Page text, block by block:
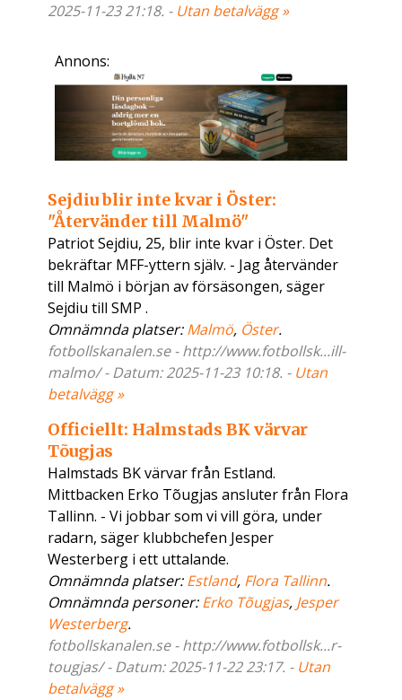
2025-11-23 21:18. - Utan betalvägg »
Annons:
Sejdiu blir inte kvar i Öster:
"Återvänder till Malmö"
Patriot Sejdiu, 25, blir inte kvar i Öster. Det
bekräftar MFF-yttern själv. - Jag återvänder
till Malmö i början av försäsongen, säger
Sejdiu till SMP .
Omnämnda platser:Malmö, Öster.
fotbollskanalen.se - http://www.fotbollsk...ill-
malmo/ - Datum: 2025-11-23 10:18. - Utan
betalvägg »
Officiellt: Halmstads BK värvar
Tõugjas
Halmstads BK värvar från Estland.
Mittbacken Erko Tõugjas ansluter från Flora
Tallinn. - Vi jobbar som vi vill göra, under
radarn, säger klubbchefen Jesper
Westerberg i ett uttalande.
Omnämnda platser:Estland, Flora Tallinn.
Omnämnda personer:Erko Tõugjas, Jesper
Westerberg.
fotbollskanalen.se - http://www.fotbollsk...r-
tougjas/ - Datum: 2025-11-22 23:17. - Utan
betalvägg »